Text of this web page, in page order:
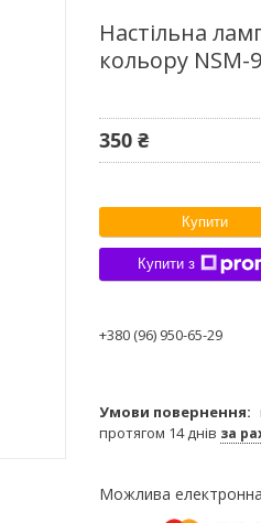
Настільна
кольору NSM-
350 ₴
Купити
Купити з
+380 (96) 950-65-29
протягом 14 днів за